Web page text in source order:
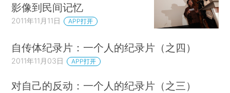
影像到民间记忆
2011年11月11日 APP打开
自传体纪录片：一个人的纪录片（之四）
2011年11月03日 APP打开
对自己的反动：一个人的纪录片（之三）